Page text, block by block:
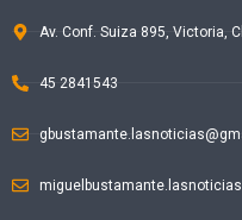
Av. Conf. Suiza 895, Victoria,
45 2841543